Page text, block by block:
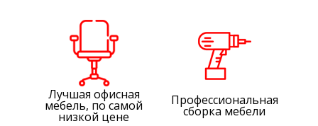
Лучшая офисная
мебель, по самой
низкой цене
Профессиональная
сборка мебели